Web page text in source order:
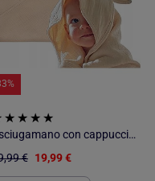
Asciugamano con cappuccio in mussola - LIONELO - 100% naturale - 80 x 80 cm - Dal primo giorno di vi
€ 19,99 €